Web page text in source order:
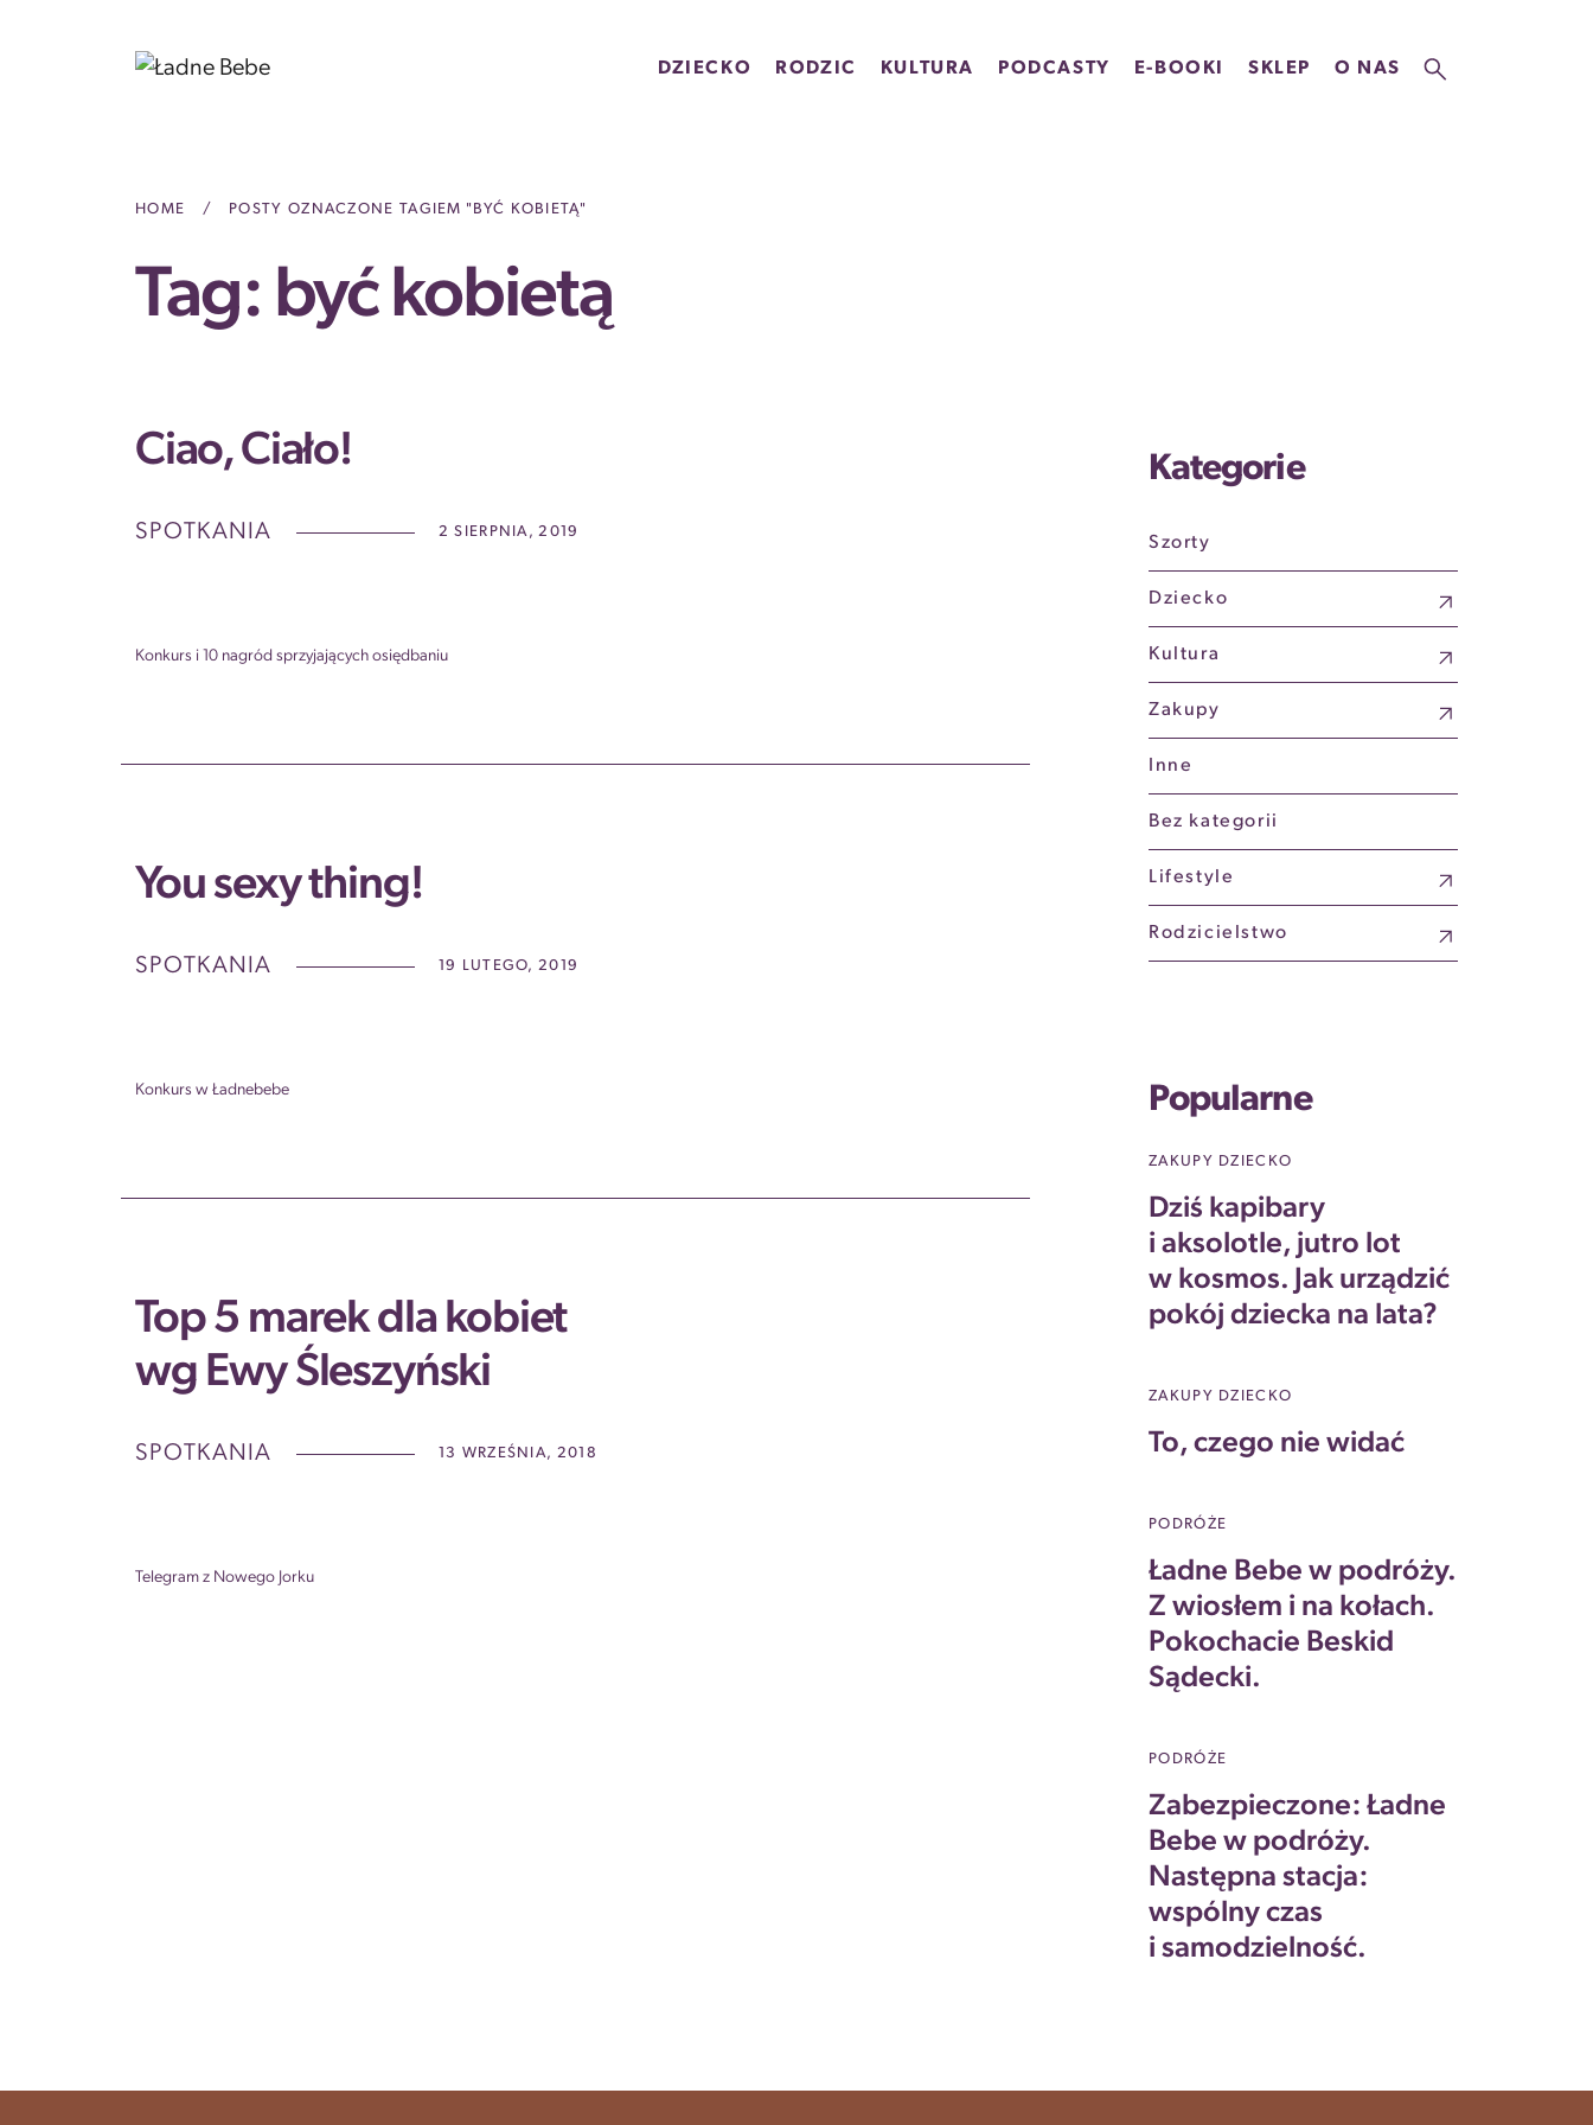
DZIECKO RODZIC KULTURA PODCASTY E-BOOKI SKLEP O NAS
HOME / POSTY OZNACZONE TAGIEM "BYĆ KOBIETĄ"
Tag: być kobietą
Ciao, Ciało!
SPOTKANIA 2 SIERPNIA, 2019
Konkurs i 10 nagród sprzyjających osiędbaniu
You sexy thing!
SPOTKANIA 19 LUTEGO, 2019
Konkurs w Ładnebebe
Top 5 marek dla kobiet
wg Ewy Śleszyński
SPOTKANIA 13 WRZEŚNIA, 2018
Telegram z Nowego Jorku
Kategorie
Szorty
Dziecko
Kultura
Zakupy
Inne
Bez kategorii
Lifestyle
Rodzicielstwo
Popularne
ZAKUPY DZIECKO
Dziś kapibary
i aksolotle, jutro lot
w kosmos. Jak urządzić
pokój dziecka na lata?
ZAKUPY DZIECKO
To, czego nie widać
PODRÓŻE
Ładne Bebe w podróży.
Z wiosłem i na kołach.
Pokochacie Beskid
Sądecki.
PODRÓŻE
Zabezpieczone: Ładne
Bebe w podróży.
Następna stacja:
wspólny czas
i samodzielność.